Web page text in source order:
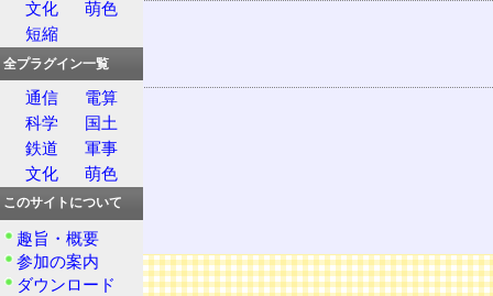
二十四節気
卯月
関連する用語
夏
八十八夜
立春
立秋
立冬
広告
文化
萌色
短縮
全プラグイン一覧
通信
電算
科学
国土
鉄道
軍事
文化
萌色
このサイトについて
趣旨・概要
参加の案内
ダウンロード